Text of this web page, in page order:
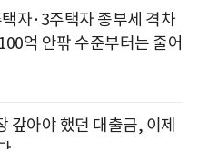
자·3주택자 종부세 격차
억 안팎 수준부터는 줄어
갚아야 했던 대출금, 이제